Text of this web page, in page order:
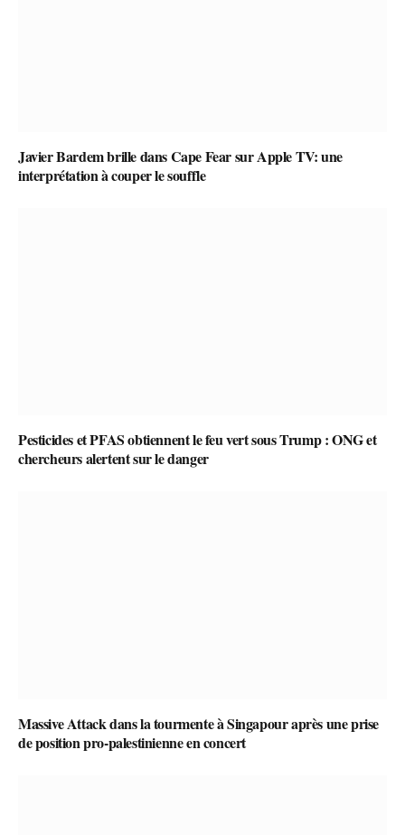
Javier Bardem brille dans Cape Fear sur Apple TV: une
interprétation à couper le souffle
Pesticides et PFAS obtiennent le feu vert sous Trump : ONG et
chercheurs alertent sur le danger
Massive Attack dans la tourmente à Singapour après une prise
de position pro-palestinienne en concert